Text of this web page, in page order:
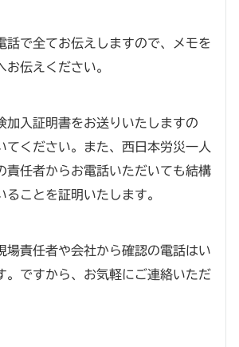
話で全てお伝えしますので、メモを
お伝えください。
加入証明書をお送りいたしますの
てください。また、西日本労災一人
責任者からお電話いただいても結構
ることを証明いたします。
場責任者や会社から確認の電話はい
。ですから、お気軽にご連絡いただ